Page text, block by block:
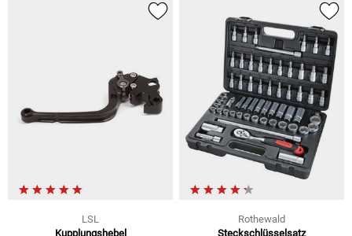
LSL
Kupplungshebel
Rothewald
Steckschlüsselsatz